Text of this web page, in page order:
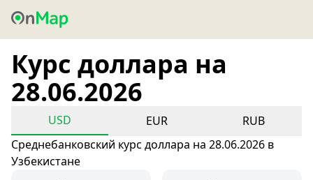
Курс доллара на
28.06.2026
USD EUR
RUB
Среднебанковский курс доллара на 28.06.2026 в
Узбекистане